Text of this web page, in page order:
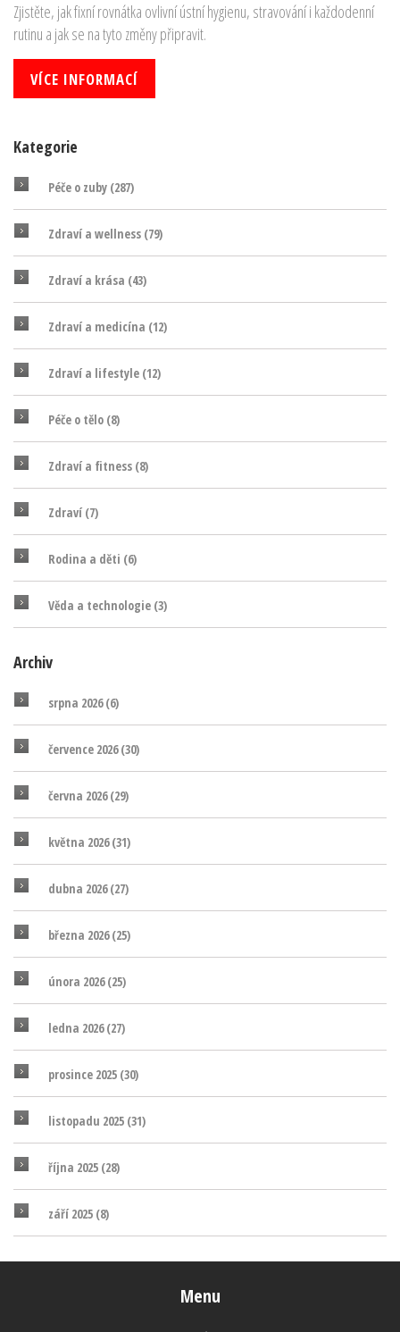
Zjistěte, jak fixní rovnátka ovlivní ústní hygienu, stravování i každodenní
rutinu a jak se na tyto změny připravit.
VÍCE INFORMACÍ
Kategorie
Péče o zuby (287)
Zdraví a wellness (79)
Zdraví a krása (43)
Zdraví a medicína (12)
Zdraví a lifestyle (12)
Péče o tělo (8)
Zdraví a fitness (8)
Zdraví (7)
Rodina a děti (6)
Věda a technologie (3)
Archiv
srpna 2026(6)
července 2026(30)
června 2026(29)
května 2026(31)
dubna 2026(27)
března 2026(25)
února 2026(25)
ledna 2026(27)
prosince 2025 (30)
listopadu 2025 (31)
října 2025 (28)
září 2025 (8)
Menu